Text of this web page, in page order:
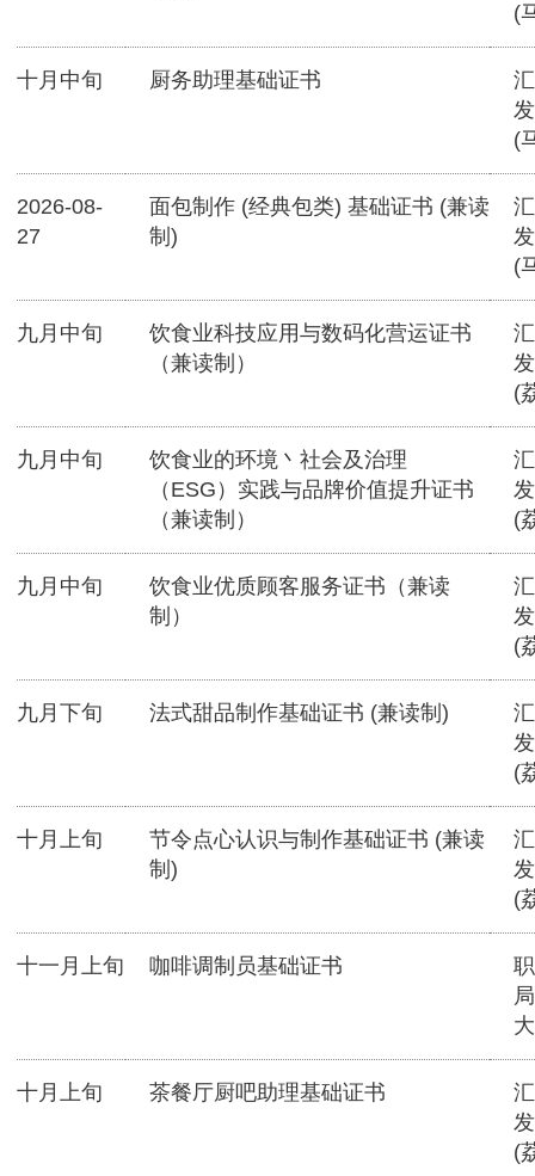
(
十月中旬 厨务助理基础证书
(
2026-08-
27
面包制作 (经典包类) 基础证书 (兼读
制)
(
九月中旬
饮食业科技应用与数码化营运证书
（兼读制）
(
九月中旬
饮食业的环境丶社会及治理
（ESG）实践与品牌价值提升证书
（兼读制）
(
九月中旬
饮食业优质顾客服务证书（兼读
制）
(
九月下旬 法式甜品制作基础证书 (兼读制)
(
十月上旬
节令点心认识与制作基础证书 (兼读
制)
(
十一月上旬 咖啡调制员基础证书
十月上旬 茶餐厅厨吧助理基础证书
(